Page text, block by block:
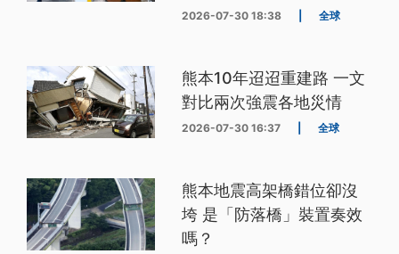
2026-07-30 18:38 全球
熊本10年迢迢重建路 一文
對比兩次強震各地災情
2026-07-30 16:37 全球
熊本地震高架橋錯位卻沒
垮 是「防落橋」裝置奏效
嗎？